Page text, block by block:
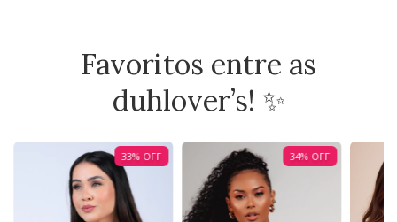
Favoritos entre as
duhlover’s! ✨
33% OFF 34% OFF